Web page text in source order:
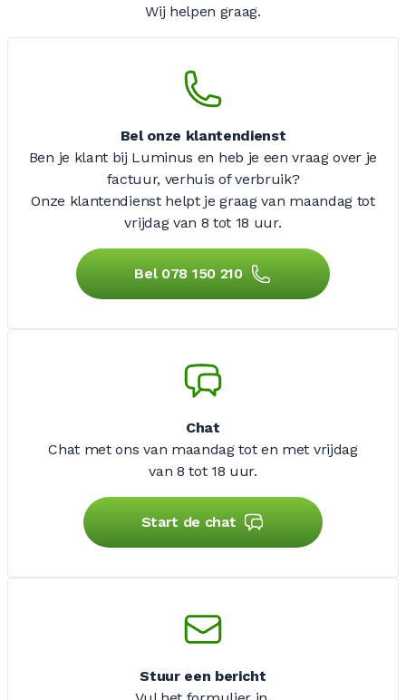
Wij helpen graag.
Bel onze klantendienst
Ben je klant bij Luminus en heb je een vraag over je
factuur, verhuis of verbruik?
Onze klantendienst helpt je graag van maandag tot
vrijdag van 8 tot 18 uur.
Bel 078 150 210
Chat
Chat met ons van maandag tot en met vrijdag
van 8 tot 18 uur.
Start de chat
Stuur een bericht